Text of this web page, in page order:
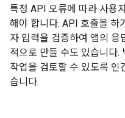
특정 API 오류에 따라 사용
해야 합니다. API 호출을 하
자 입력을 검증하여 앱의
적으로 만들 수도 있습니다.
작업을 검토할 수 있도록 인
습니다.